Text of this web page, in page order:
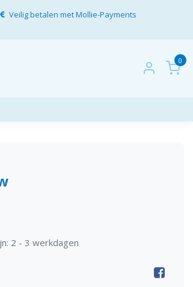
Veilig betalen met Mollie-Payments
0
2 - 3 werkdagen